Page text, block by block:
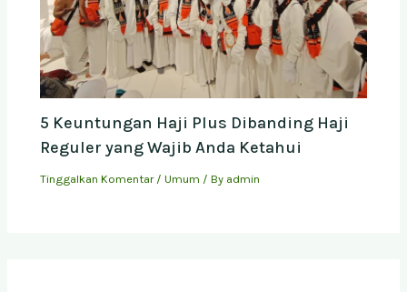
5 Keuntungan Haji Plus Dibanding Haji
Reguler yang Wajib Anda Ketahui
Tinggalkan Komentar /Umum / By admin